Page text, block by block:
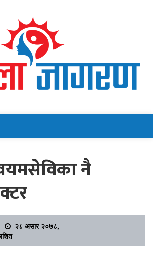
नै
२८ असार २०७८,